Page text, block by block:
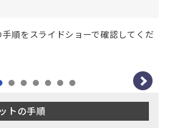
順をスライドショーで確認してくだ
トの手順